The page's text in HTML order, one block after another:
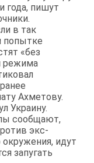
года, пишут
в так
попытке
«без
режима
Ахметову.
Украину.
сообщают,
экс-
идут
запугать